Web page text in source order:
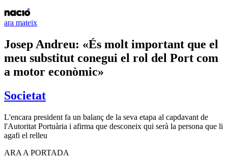
ara mateix
Josep Andreu: «És molt important que el
meu substitut conegui el rol del Port com
a motor econòmic»
Societat
L'encara president fa un balanç de la seva etapa al capdavant de
l'Autoritat Portuària i afirma que desconeix qui serà la persona que li
agafi el relleu
ARA A PORTADA